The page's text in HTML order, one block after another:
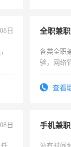
日 全职兼
各类全职
验，网络
有高低压
查看
日 手机兼职